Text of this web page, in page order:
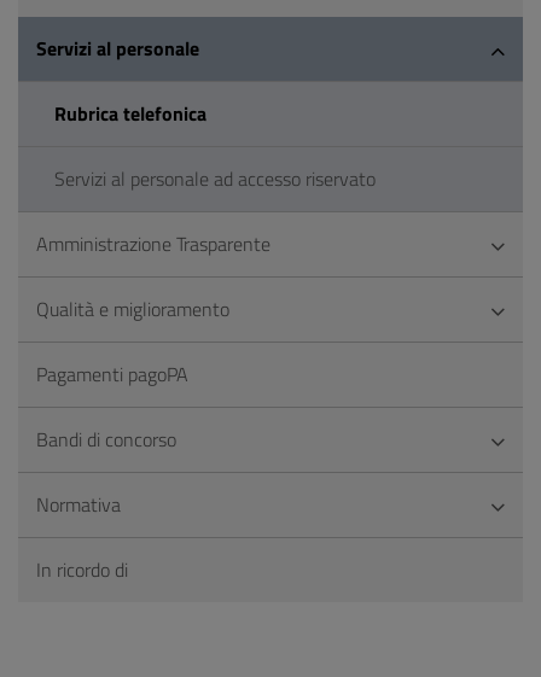
Servizi al personale
Rubrica telefonica
Servizi al personale ad accesso riservato
Amministrazione Trasparente
Qualità e miglioramento
Pagamenti pagoPA
Bandi di concorso
Normativa
In ricordo di